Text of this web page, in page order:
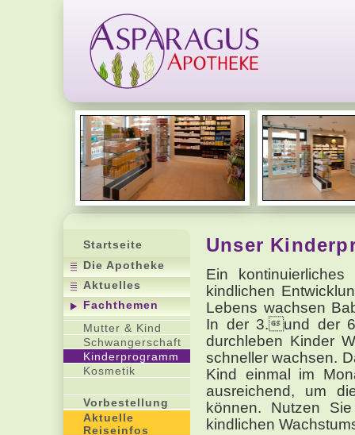
Startseite
Die Apotheke
Aktuelles
Fachthemen
Mutter & Kind
Schwangerschaft
Kinderprogramm
Kosmetik
Vorbestellung
Aktuelle
Reiseinfos
Unser
Ein
kindlichen
Lebens wachsen
In der 3.und der
durchleben Kinder
schneller wachsen.
Kind einmal im
ausreichend, um
können. Nutzen
kindlichen